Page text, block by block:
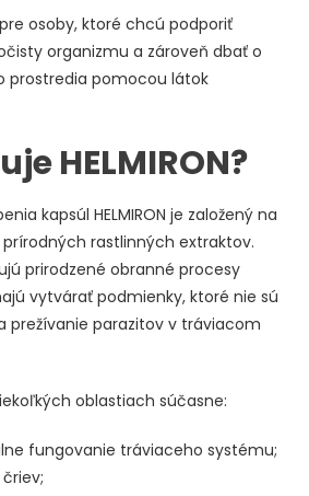
osoby, ktoré chcú podporiť
organizmu a zároveň dbať o
prostredia pomocou látok
HELMIRON?
kapsúl HELMIRON je založený na
rastlinných extraktov.
prirodzené obranné procesy
vytvárať podmienky, ktoré nie sú
prežívanie parazitov v tráviacom
oblastiach súčasne:
fungovanie tráviaceho systému;